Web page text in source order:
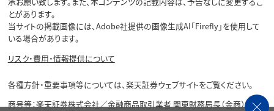
とがあります。
当サイトの掲載画像には、Adobe社提供の画像生成AI「Firefly」を使用して
いる場合があります。
リスク・費用・情報提供について
各種方針・重要事項等については、楽天証券ウェブサイトをご覧ください。
商号等：楽天証券株式会社／金融商品取引業者 関東財務局長（金商）第195